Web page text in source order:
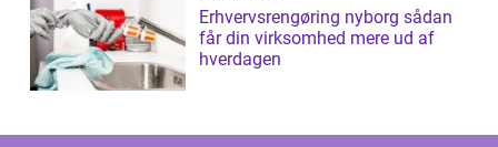
Erhvervsrengøring nyborg sådan
får din virksomhed mere ud af
hverdagen